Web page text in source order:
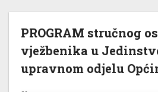
PROGRAM stručnog
vježbenika u
upravnom odjelu